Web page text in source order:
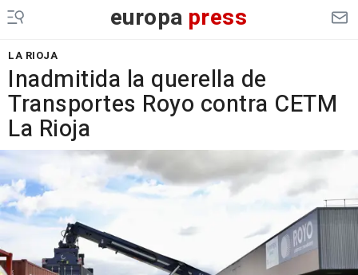
europa press
LA RIOJA
Inadmitida la querella de
Transportes Royo contra CETM
La Rioja